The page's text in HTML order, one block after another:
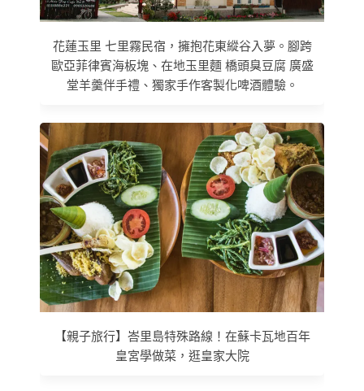
花蓮玉里 七里霧民宿，擁抱花東縱谷入夢。腳跨
歐亞菲律賓海板塊、在地玉里麵 橋頭臭豆腐 廣盛
堂羊羹伴手禮、獨家手作客製化啤酒體驗。
【親子旅行】峇里島特殊路線！在蘇卡瓦地百年
皇宮學做菜，逛皇家大院